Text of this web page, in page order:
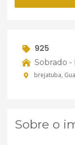
925
Sobrado -
brejatuba,
Sobre o